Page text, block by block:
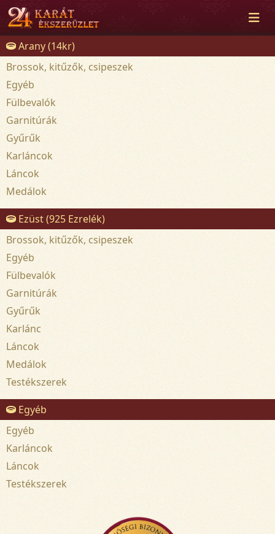
Arany (14kr)
Brossok, kitűzők, csipeszek
Egyéb
Fülbevalók
Garnitúrák
Gyűrűk
Karláncok
Láncok
Medálok
Ezüst (925 Ezrelék)
Brossok, kitűzők, csipeszek
Egyéb
Fülbevalók
Garnitúrák
Gyűrűk
Karlánc
Láncok
Medálok
Testékszerek
Egyéb
Egyéb
Karláncok
Láncok
Testékszerek